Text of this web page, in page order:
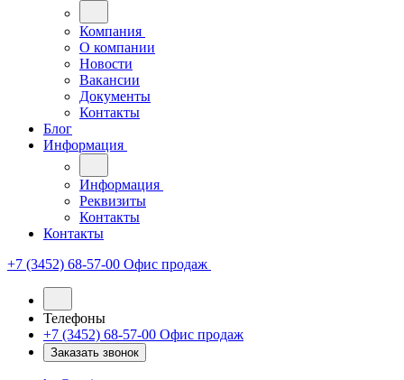
Компания
О компании
Новости
Вакансии
Документы
Контакты
Блог
Информация
Информация
Реквизиты
Контакты
Контакты
+7 (3452) 68-57-00 Офис продаж
Телефоны
+7 (3452) 68-57-00 Офис продаж
Заказать звонок